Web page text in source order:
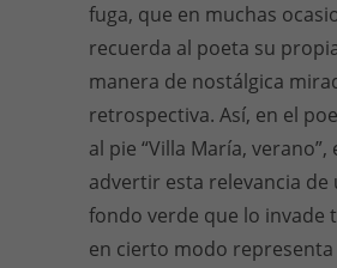
fuga, que en muchas
recuerda al poeta su
manera de nostálgica
retrospectiva. Así, en el
al pie “Villa María, verano”,
advertir esta relevancia de
fondo verde que lo invade
en cierto modo representa